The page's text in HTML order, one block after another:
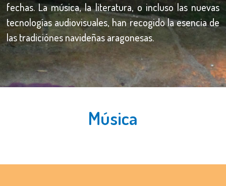
fechas. La música, la literatura, o incluso las nuevas
tecnologías audiovisuales, han recogido la esencia de
las tradiciónes navideñas aragonesas.
Música